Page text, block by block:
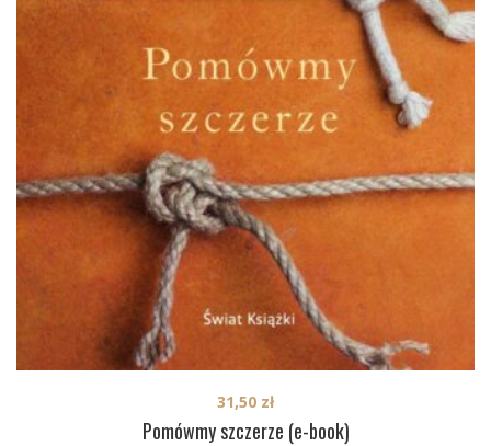
Pomówmy szczerze (e-book)
31,50 zł